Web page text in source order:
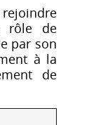
rejoindre
rôle de
par son
à la
de